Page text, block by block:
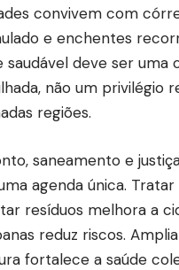
convivem com
e enchentes
saudável deve ser uma
não um privilégio
regiões.
saneamento e
agenda única.
resíduos melhora a
reduz riscos.
fortalece a saúde